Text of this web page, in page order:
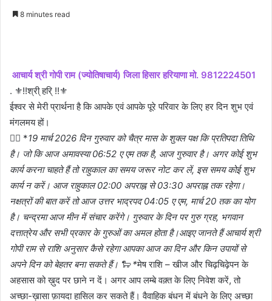
8 minutes read
आचार्य श्री गोपी राम (ज्योतिषाचार्य) जिला हिसार हरियाणा मो. 9812224501
. ⚜!!श्री् हरि् !!⚜
ईश्वर से मेरी प्रार्थना है कि आपके एवं आपके पूरे परिवार के लिए हर दिन शुभ एवं
मंगलमय हों।
👉🏼 *19 मार्च 2026 दिन गुरुवार को चैत्र मास के शुक्ल पक्ष कि प्रतिपदा तिथि
है। जो कि आज अमावस्या 06:52 ए एम तक है, आज गुरुवार है। अगर कोई शुभ
कार्य करना चाहते हैं तो राहुकाल का समय जरूर नोट कर लें, इस समय कोई शुभ
कार्य न करें। आज राहुकाल 02:00 अपराह्न से 03:30 अपराह्न तक रहेगा।
नक्षत्रों की बात करें तो आज उत्तर भाद्रपद 04:05 ए एम, मार्च 20 तक का योग
है। चन्द्रमा आज मीन में संचार करेंगे। गुरुवार के दिन पर गुरु ग्रह, भगवान
दत्तात्रेय और सभी प्रकार के गुरुओं का अमल होता है।आइए जानते हैं आचार्य श्री
गोपी राम से राशि अनुसार कैसे रहेगा आपका आज का दिन और किन उपायों से
अपने दिन को बेहतर बना सकते हैं। 🐑 *मेष राशि – खीज और चिढ़चिढ़ेपन के
अहसास को ख़ुद पर छाने न दें। अगर आप लम्बे वक़्त के लिए निवेश करें, तो
अच्छा-ख़ासा फ़ायदा हासिल कर सकते हैं। वैवाहिक बंधन में बंधने के लिए अच्छा